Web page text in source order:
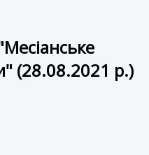
(28.08.2021 р.)